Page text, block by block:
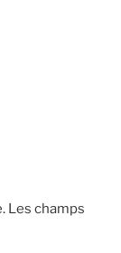
Les champs